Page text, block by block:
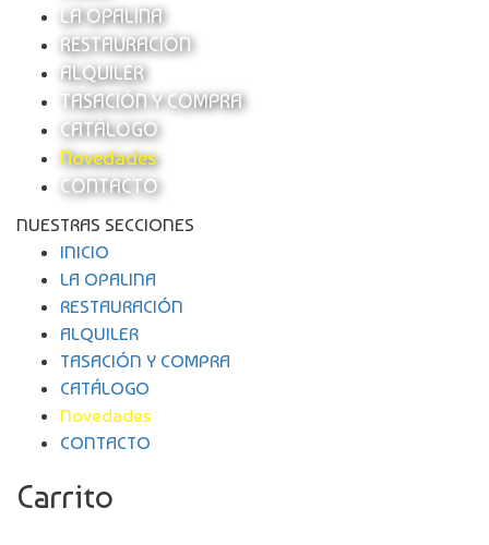
LA OPALINA
RESTAURACIÓN
ALQUILER
TASACIÓN Y COMPRA
CATÁLOGO
Novedades
CONTACTO
NUESTRAS SECCIONES
INICIO
LA OPALINA
RESTAURACIÓN
ALQUILER
TASACIÓN Y COMPRA
CATÁLOGO
Novedades
CONTACTO
Carrito